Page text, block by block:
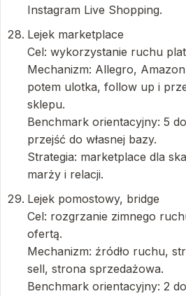
Instagram Live Shopping.
Lejek marketplace
Cel: wykorzystanie ruchu
Mechanizm: Allegro,
potem ulotka, follow up i
sklepu.
Benchmark orientacyjny: 5
przejść do własnej bazy.
Strategia: marketplace dla
marży i relacji.
Lejek pomostowy, bridge
Cel: rozgrzanie zimnego
ofertą.
Mechanizm: źródło ruchu,
sell, strona sprzedażowa.
Benchmark orientacyjny: 2